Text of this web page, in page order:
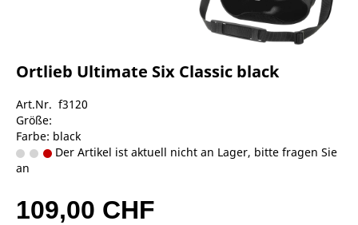
Ortlieb Ultimate Six Classic black
Art.Nr. f3120
Größe:
Farbe: black
Der Artikel ist aktuell nicht an Lager, bitte fragen Sie
an
109,00 CHF